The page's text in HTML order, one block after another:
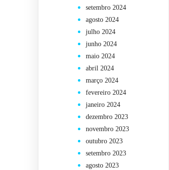
setembro 2024
agosto 2024
julho 2024
junho 2024
maio 2024
abril 2024
março 2024
fevereiro 2024
janeiro 2024
dezembro 2023
novembro 2023
outubro 2023
setembro 2023
agosto 2023